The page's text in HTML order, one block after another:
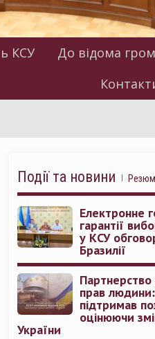
КСУ До відома
Події та новини
Електронне
гарантії
у КСУ
Бразилії
Партнерство
прав
підтримав
оцінюючи
України